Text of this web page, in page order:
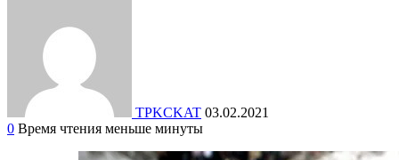
TPKCKAT 03.02.2021
0 Время чтения меньше минуты